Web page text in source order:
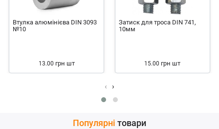
Втулка алюмінієва DIN 3093
№10
13.00 грн шт
Затиск для троса DIN 741,
10мм
15.00 грн шт
‹ ›
Популярні товари